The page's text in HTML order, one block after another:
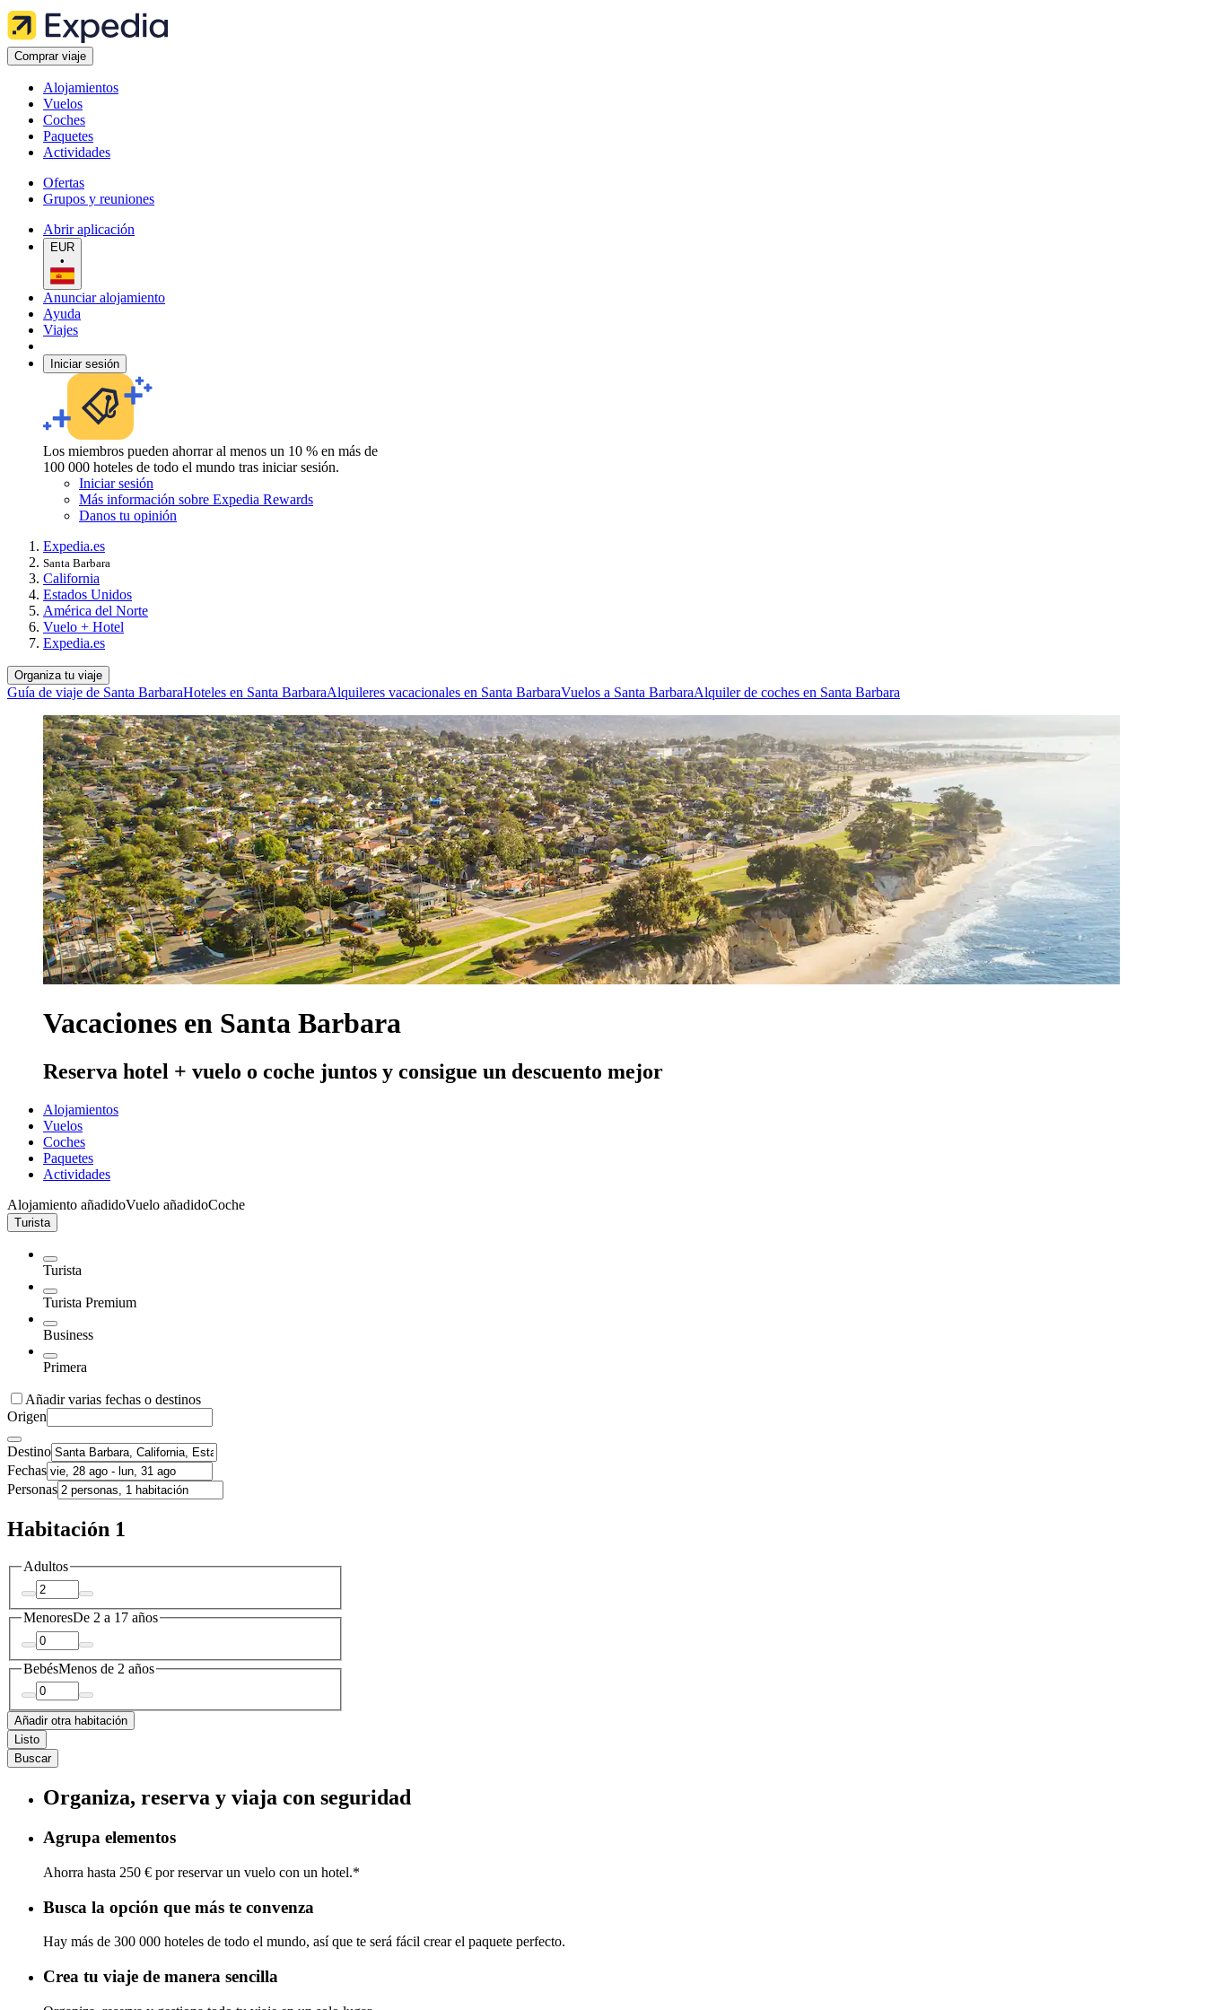
Comprar viaje
Alojamientos
Vuelos
Coches
Paquetes
Actividades
Ofertas
Grupos y reuniones
Abrir aplicación
EUR
•
Anunciar alojamiento
Ayuda
Viajes
Iniciar sesión
Los miembros pueden ahorrar al menos un 10 % en más de
100 000 hoteles de todo el mundo tras iniciar sesión.
Iniciar sesión
Más información sobre Expedia Rewards
Danos tu opinión
Expedia.es
Santa Barbara
California
Estados Unidos
América del Norte
Vuelo + Hotel
Expedia.es
Organiza tu viaje
Guía de viaje de Santa BarbaraHoteles en Santa BarbaraAlquileres vacacionales en Santa BarbaraVuelos a Santa BarbaraAlquiler de coches en Santa Barbara
Vacaciones en Santa Barbara
Reserva hotel + vuelo o coche juntos y consigue un descuento mejor
Alojamientos
Vuelos
Coches
Paquetes
Actividades
Alojamiento añadidoVuelo añadidoCoche
Turista
Turista
Turista Premium
Business
Primera
Añadir varias fechas o destinos
Origen
Destino
Fechas
Personas
Habitación 1
Adultos
MenoresDe 2 a 17 años
BebésMenos de 2 años
Añadir otra habitación
Listo
Buscar
Organiza, reserva y viaja con seguridad
Agrupa elementos
Ahorra hasta 250 € por reservar un vuelo con un hotel.*
Busca la opción que más te convenza
Hay más de 300 000 hoteles de todo el mundo, así que te será fácil crear el paquete perfecto.
Crea tu viaje de manera sencilla